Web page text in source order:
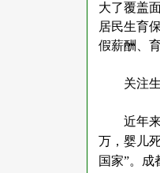
大了覆盖
居民生育
假薪酬、
关注
近年
万，婴儿
国家”。